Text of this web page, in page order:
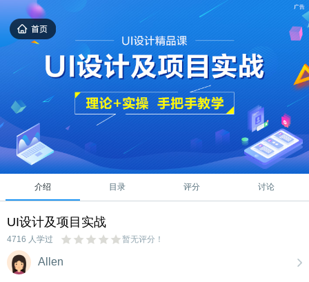
介绍 目录 评分 讨论
UI设计及项目实战
4716 人学过 暂无评分！
Allen